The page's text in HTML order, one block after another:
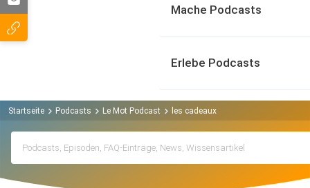
Mache Podcasts
Erlebe Podcasts
Startseite Podcasts Le Mot Podcast les cadeaux